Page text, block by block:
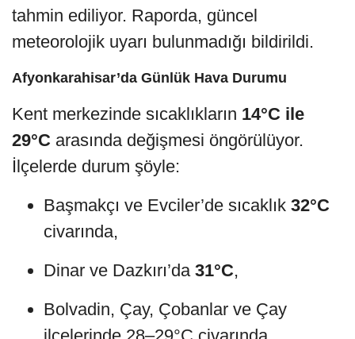
tahmin ediliyor. Raporda, güncel
meteorolojik uyarı bulunmadığı bildirildi.
Afyonkarahisar’da Günlük Hava Durumu
Kent merkezinde sıcaklıkların 14°C ile
29°C arasında değişmesi öngörülüyor.
İlçelerde durum şöyle:
Başmakçı ve Evciler’de sıcaklık 32°C
civarında,
Dinar ve Dazkırı’da 31°C,
Bolvadin, Çay, Çobanlar ve Çay